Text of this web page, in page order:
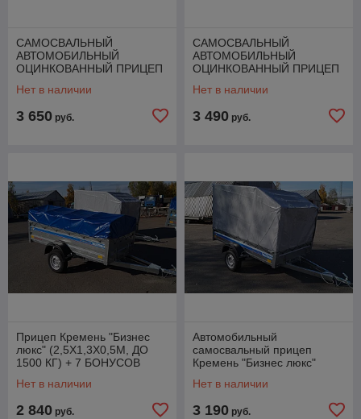
САМОСВАЛЬНЫЙ
АВТОМОБИЛЬНЫЙ
ОЦИНКОВАННЫЙ ПРИЦЕП
(3,0Х 1,6 Х 0,45 М, ДО 1600
Нет в наличии
3 650 руб.
САМОСВАЛЬНЫЙ
АВТОМОБИЛЬНЫЙ
ОЦИНКОВАННЫЙ ПРИЦЕП
(3,0Х 1,6 Х 0,31М, ДО 1500
Нет в наличии
3 490 руб.
Прицеп Кремень "Бизнес
люкс" (2,5Х1,3Х0,5М, ДО
1500 КГ) + 7 БОНУСОВ
Нет в наличии
2 840 руб.
Автомобильный
самосвальный прицеп
Кремень "Бизнес люкс"
Нет в наличии
3 190 руб.